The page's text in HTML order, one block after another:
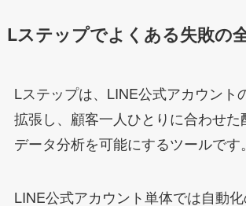
Lステップでよくある失敗の
Lステップは、LINE公式アカウント
拡張し、顧客一人ひとりに合わせた
データ分析を可能にするツールです。
LINE公式アカウント単体では自動